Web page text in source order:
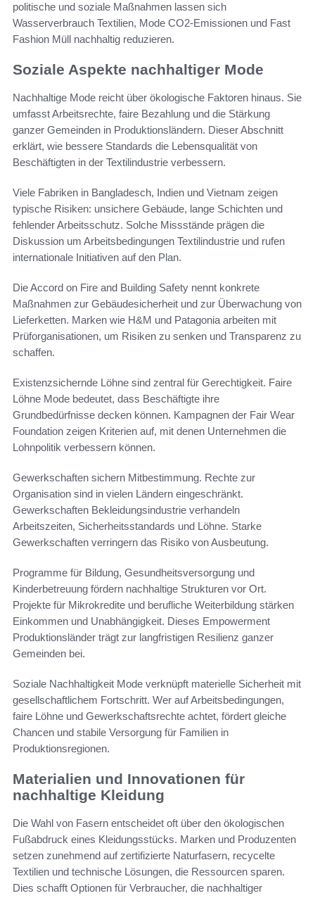
politische und soziale Maßnahmen lassen sich
Wasserverbrauch Textilien, Mode CO2-Emissionen und Fast
Fashion Müll nachhaltig reduzieren.
Soziale Aspekte nachhaltiger Mode
Nachhaltige Mode reicht über ökologische Faktoren hinaus. Sie
umfasst Arbeitsrechte, faire Bezahlung und die Stärkung
ganzer Gemeinden in Produktionsländern. Dieser Abschnitt
erklärt, wie bessere Standards die Lebensqualität von
Beschäftigten in der Textilindustrie verbessern.
Viele Fabriken in Bangladesch, Indien und Vietnam zeigen
typische Risiken: unsichere Gebäude, lange Schichten und
fehlender Arbeitsschutz. Solche Missstände prägen die
Diskussion um Arbeitsbedingungen Textilindustrie und rufen
internationale Initiativen auf den Plan.
Die Accord on Fire and Building Safety nennt konkrete
Maßnahmen zur Gebäudesicherheit und zur Überwachung von
Lieferketten. Marken wie H&M und Patagonia arbeiten mit
Prüforganisationen, um Risiken zu senken und Transparenz zu
schaffen.
Existenzsichernde Löhne sind zentral für Gerechtigkeit. Faire
Löhne Mode bedeutet, dass Beschäftigte ihre
Grundbedürfnisse decken können. Kampagnen der Fair Wear
Foundation zeigen Kriterien auf, mit denen Unternehmen die
Lohnpolitik verbessern können.
Gewerkschaften sichern Mitbestimmung. Rechte zur
Organisation sind in vielen Ländern eingeschränkt.
Gewerkschaften Bekleidungsindustrie verhandeln
Arbeitszeiten, Sicherheitsstandards und Löhne. Starke
Gewerkschaften verringern das Risiko von Ausbeutung.
Programme für Bildung, Gesundheitsversorgung und
Kinderbetreuung fördern nachhaltige Strukturen vor Ort.
Projekte für Mikrokredite und berufliche Weiterbildung stärken
Einkommen und Unabhängigkeit. Dieses Empowerment
Produktionsländer trägt zur langfristigen Resilienz ganzer
Gemeinden bei.
Soziale Nachhaltigkeit Mode verknüpft materielle Sicherheit mit
gesellschaftlichem Fortschritt. Wer auf Arbeitsbedingungen,
faire Löhne und Gewerkschaftsrechte achtet, fördert gleiche
Chancen und stabile Versorgung für Familien in
Produktionsregionen.
Materialien und Innovationen für
nachhaltige Kleidung
Die Wahl von Fasern entscheidet oft über den ökologischen
Fußabdruck eines Kleidungsstücks. Marken und Produzenten
setzen zunehmend auf zertifizierte Naturfasern, recycelte
Textilien und technische Lösungen, die Ressourcen sparen.
Dies schafft Optionen für Verbraucher, die nachhaltiger